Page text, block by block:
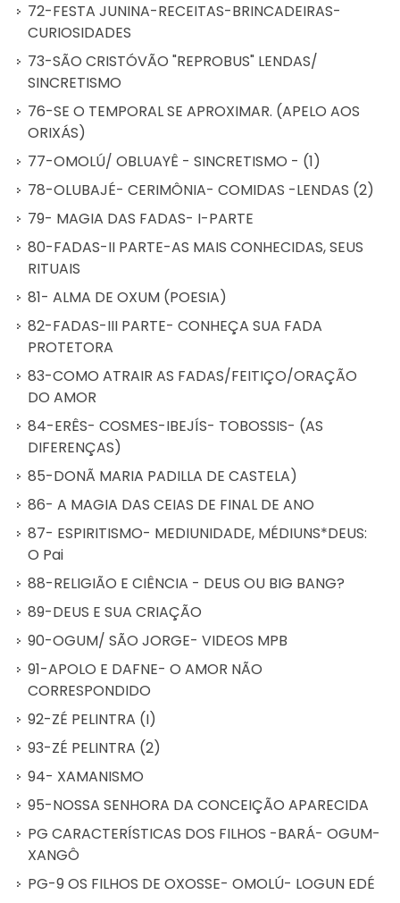
72-FESTA JUNINA-RECEITAS-BRINCADEIRAS-
CURIOSIDADES
73-SÃO CRISTÓVÃO "REPROBUS" LENDAS/
SINCRETISMO
76-SE O TEMPORAL SE APROXIMAR. (APELO AOS
ORIXÁS)
77-OMOLÚ/ OBLUAYÊ - SINCRETISMO - (1)
78-OLUBAJÉ- CERIMÔNIA- COMIDAS -LENDAS (2)
79- MAGIA DAS FADAS- I-PARTE
80-FADAS-II PARTE-AS MAIS CONHECIDAS, SEUS
RITUAIS
81- ALMA DE OXUM (POESIA)
82-FADAS-III PARTE- CONHEÇA SUA FADA
PROTETORA
83-COMO ATRAIR AS FADAS/FEITIÇO/ORAÇÃO
DO AMOR
84-ERÊS- COSMES-IBEJÍS- TOBOSSIS- (AS
DIFERENÇAS)
85-DONÃ MARIA PADILLA DE CASTELA)
86- A MAGIA DAS CEIAS DE FINAL DE ANO
87- ESPIRITISMO- MEDIUNIDADE, MÉDIUNS*DEUS:
O Pai
88-RELIGIÃO E CIÊNCIA - DEUS OU BIG BANG?
89-DEUS E SUA CRIAÇÃO
90-OGUM/ SÃO JORGE- VIDEOS MPB
91-APOLO E DAFNE- O AMOR NÃO
CORRESPONDIDO
92-ZÉ PELINTRA (I)
93-ZÉ PELINTRA (2)
94- XAMANISMO
95-NOSSA SENHORA DA CONCEIÇÃO APARECIDA
PG CARACTERÍSTICAS DOS FILHOS -BARÁ- OGUM-
XANGÔ
PG-9 OS FILHOS DE OXOSSE- OMOLÚ- LOGUN EDÉ